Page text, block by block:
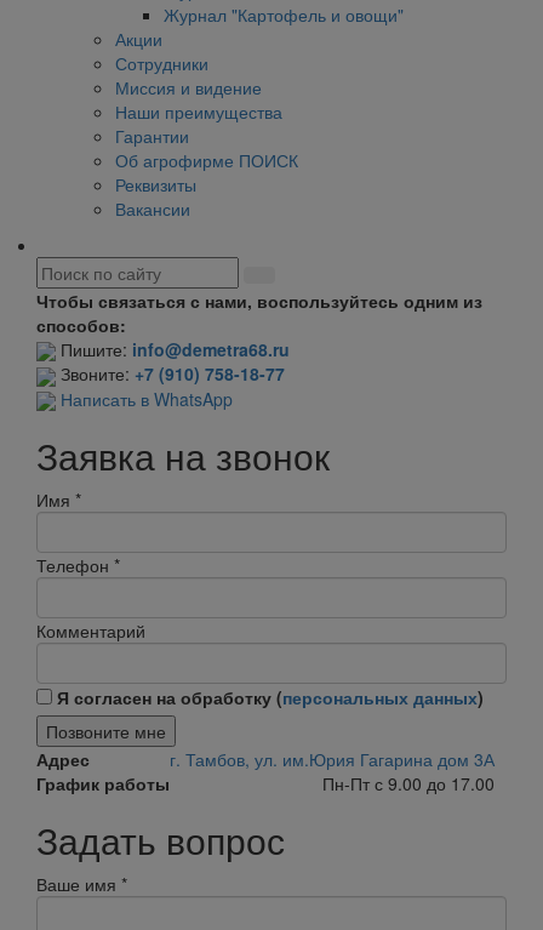
Журнал "Картофель и овощи"
Акции
Сотрудники
Миссия и видение
Наши преимущества
Гарантии
Об агрофирме ПОИСК
Реквизиты
Вакансии
Чтобы связаться с нами, воспользуйтесь одним из
способов:
Пишите: info@demetra68.ru
Звоните: +7 (910) 758-18-77
Написать в WhatsApp
Заявка на звонок
Имя *
Телефон *
Комментарий
Я согласен на обработку (персональных данных)
Позвоните мне
Адрес
г. Тамбов, ул. им.Юрия Гагарина дом 3А
График работы
Пн-Пт с 9.00 до 17.00
Задать вопрос
Ваше имя *